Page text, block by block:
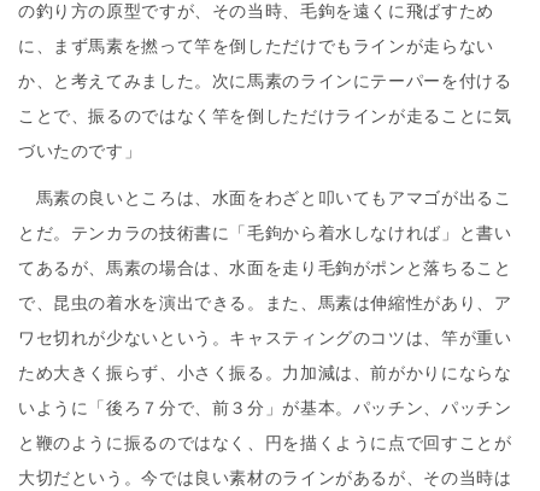
の釣り方の原型ですが、その当時、毛鉤を遠くに飛ばすため
に、まず馬素を撚って竿を倒しただけでもラインが走らない
か、と考えてみました。次に馬素のラインにテーパーを付ける
ことで、振るのではなく竿を倒しただけラインが走ることに気
づいたのです」
馬素の良いところは、水面をわざと叩いてもアマゴが出るこ
とだ。テンカラの技術書に「毛鉤から着水しなければ」と書い
てあるが、馬素の場合は、水面を走り毛鉤がポンと落ちること
で、昆虫の着水を演出できる。また、馬素は伸縮性があり、ア
ワセ切れが少ないという。キャスティングのコツは、竿が重い
ため大きく振らず、小さく振る。力加減は、前がかりにならな
いように「後ろ７分で、前３分」が基本。パッチン、パッチン
と鞭のように振るのではなく、円を描くように点で回すことが
大切だという。今では良い素材のラインがあるが、その当時は